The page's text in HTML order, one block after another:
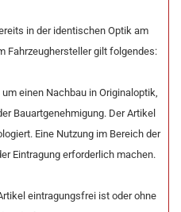
in der identischen Optik am
Fahrzeughersteller gilt folgendes:
einen Nachbau in Originaloptik,
Bauartgenehmigung. Der Artikel
Eine Nutzung im Bereich der
Eintragung erforderlich machen.
eintragungsfrei ist oder ohne